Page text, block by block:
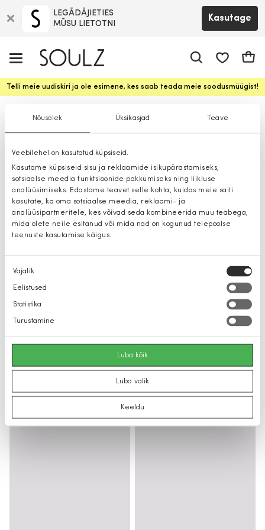
Nõusolek Üksikasjad Teave
Veebilehel on kasutatud küpsiseid.
Kasutame küpsiseid sisu ja reklaamide isikupärastamiseks,
sotsiaalse meedia funktsioonide pakkumiseks ning liikluse
analüüsimiseks. Edastame teavet selle kohta, kuidas meie saiti
kasutate, ka oma sotsiaalse meedia, reklaami- ja
analüüsipartneritele, kes võivad seda kombineerida muu teabega,
mida olete neile esitanud või mida nad on kogunud teiepoolse
teenuste kasutamise käigus.
Nõusoleku
valik
Vajalik
Eelistused
Statistika
Turustamine
Luba kõik
Luba valik
Keeldu
LEGĀDĀJIETIES
MŪSU LIETOTNI
Kasutage
Telli meie uudiskiri ja ole esimene, kes saab teada meie soodusmüügist!
Püksid